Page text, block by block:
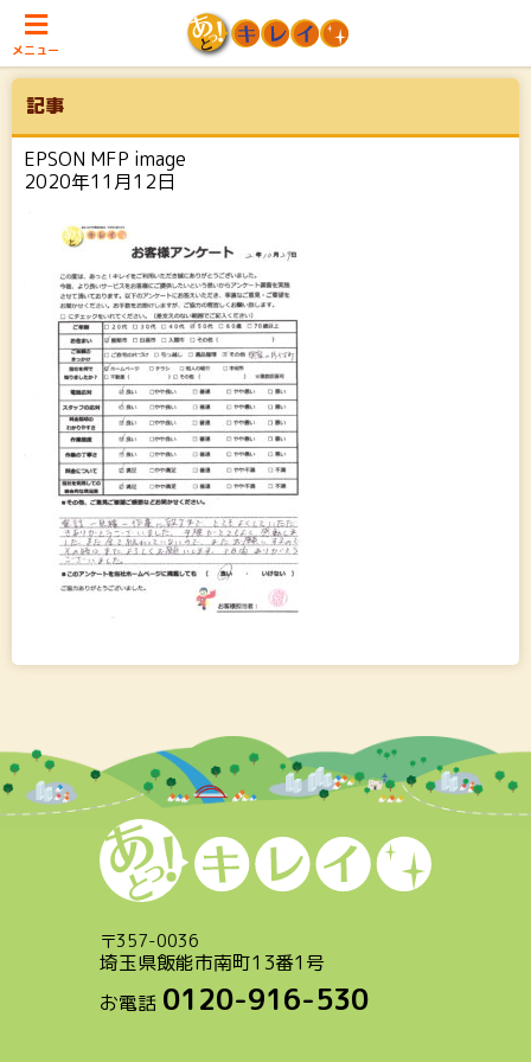
メニュー
記事
EPSON MFP image
2020年11月12日
〒357-0036
埼玉県飯能市南町13番1号
お電話 0120-916-530